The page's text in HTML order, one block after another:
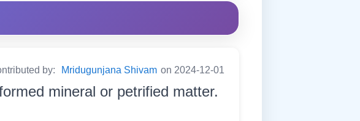
by: Mridugunjana Shivam on 2024-12-01
mineral or petrified matter.